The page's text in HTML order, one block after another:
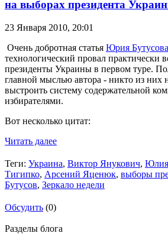
на выборах президента
23 Января 2010, 20:01
Очень добротная статья Юрия Бутусова
технологический провал практически
президенты Украины в первом туре.
главной мыслью автора - никто из них
выстроить систему содержательной
избирателями.
Вот несколько цитат:
Читать далее
Теги: Украина, Виктор Янукович,
Тигипко, Арсений Яценюк, выборы
Бутусов, Зеркало недели
Обсудить (0)
Разделы блога